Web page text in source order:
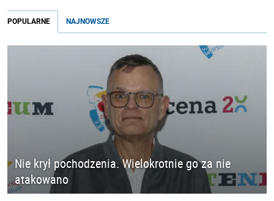
POPULARNE NAJNOWSZE
Nie krył pochodzenia. Wielokrotnie go za nie
atakowano